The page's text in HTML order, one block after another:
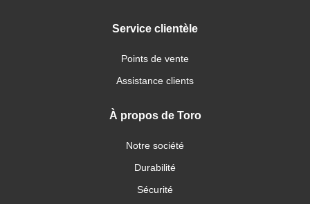
Service clientèle
Points de vente
Assistance clients
À propos de Toro
Notre société
Durabilité
Sécurité